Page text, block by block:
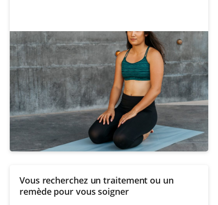
Vous recherchez un traitement ou un
remède pour vous soigner